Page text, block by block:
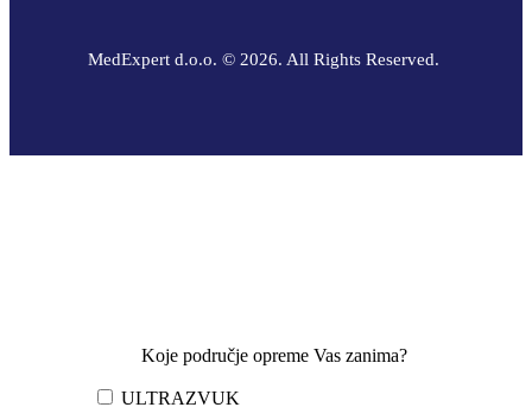
MedExpert d.o.o. © 2026. All Rights Reserved.
Koje područje opreme Vas zanima?
ULTRAZVUK